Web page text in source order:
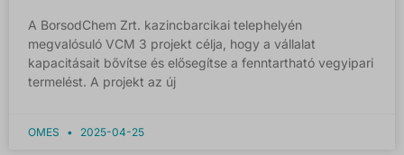
A BorsodChem Zrt. kazincbarcikai telephelyén
megvalósuló VCM 3 projekt célja, hogy a vállalat
kapacitásait bővítse és elősegítse a fenntartható vegyipari
termelést. A projekt az új
OMES 2025-04-25